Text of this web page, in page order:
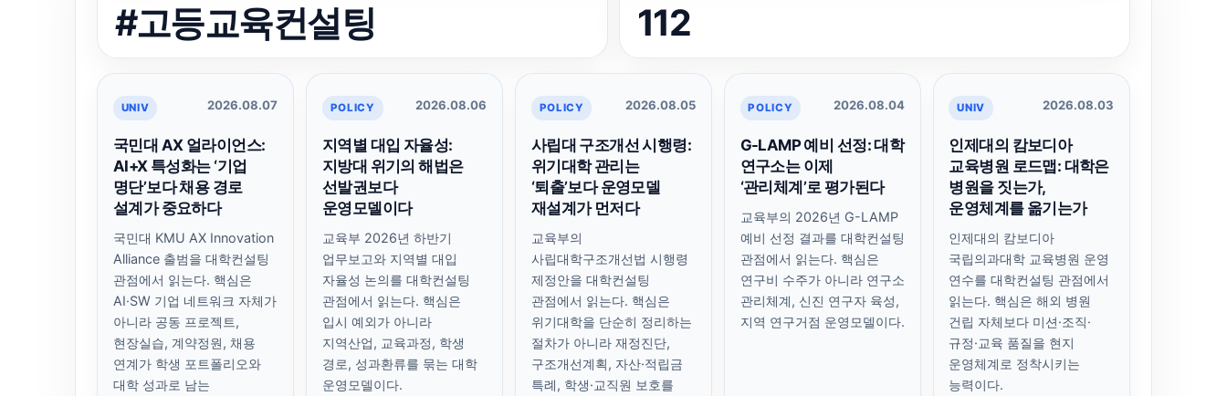
#고등교육컨설팅 112
UNIV 2026.08.07
국민대 AX 얼라이언스:
AI+X 특성화는 ‘기업
명단’보다 채용 경로
설계가 중요하다
국민대 KMU AX Innovation
Alliance 출범을 대학컨설팅
관점에서 읽는다. 핵심은
AI·SW 기업 네트워크 자체가
아니라 공동 프로젝트,
현장실습, 계약정원, 채용
연계가 학생 포트폴리오와
대학 성과로 남는
POLICY 2026.08.06
지역별 대입 자율성:
지방대 위기의 해법은
선발권보다
운영모델이다
교육부 2026년 하반기
업무보고와 지역별 대입
자율성 논의를 대학컨설팅
관점에서 읽는다. 핵심은
입시 예외가 아니라
지역산업, 교육과정, 학생
경로, 성과환류를 묶는 대학
운영모델이다.
POLICY 2026.08.05
사립대 구조개선 시행령:
위기대학 관리는
‘퇴출’보다 운영모델
재설계가 먼저다
교육부의
사립대학구조개선법 시행령
제정안을 대학컨설팅
관점에서 읽는다. 핵심은
위기대학을 단순히 정리하는
절차가 아니라 재정진단,
구조개선계획, 자산·적립금
특례, 학생·교직원 보호를
POLICY 2026.08.04
G-LAMP 예비 선정: 대학
연구소는 이제
‘관리체계’로 평가된다
교육부의 2026년 G-LAMP
예비 선정 결과를 대학컨설팅
관점에서 읽는다. 핵심은
연구비 수주가 아니라 연구소
관리체계, 신진 연구자 육성,
지역 연구거점 운영모델이다.
UNIV 2026.08.03
인제대의 캄보디아
교육병원 로드맵: 대학은
병원을 짓는가,
운영체계를 옮기는가
인제대의 캄보디아
국립의과대학 교육병원 운영
연수를 대학컨설팅 관점에서
읽는다. 핵심은 해외 병원
건립 자체보다 미션·조직·
규정·교육 품질을 현지
운영체계로 정착시키는
능력이다.